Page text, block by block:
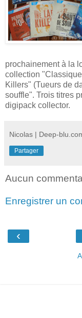
prochainement à la
collection
Killers" (Tueurs de
souffle". Trois titres
digipack collector.
Nicolas | Deep-
Partager
Aucun
Enregistrer un
‹